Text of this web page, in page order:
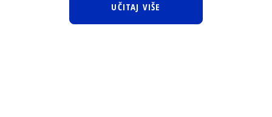
UČITAJ VIŠE